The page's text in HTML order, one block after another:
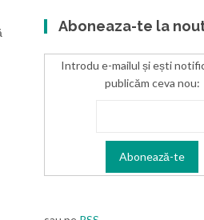
Aboneaza-te la
Introdu e-mailul și ești
publicăm ceva nou: